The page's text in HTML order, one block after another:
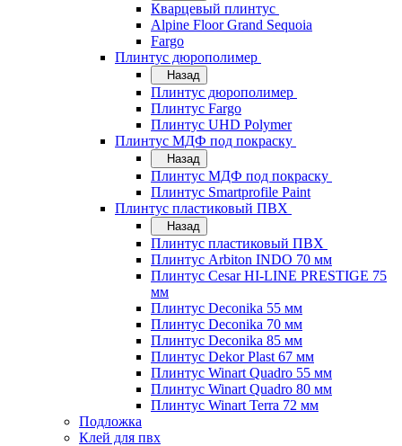
Кварцевый плинтус
Alpine Floor Grand Sequoia
Fargo
Плинтус дюрополимер
Назад
Плинтус дюрополимер
Плинтус Fargo
Плинтус UHD Polymer
Плинтус МДФ под покраску
Назад
Плинтус МДФ под покраску
Плинтус Smartprofile Paint
Плинтус пластиковый ПВХ
Назад
Плинтус пластиковый ПВХ
Плинтус Arbiton INDO 70 мм
Плинтус Cesar HI-LINE PRESTIGE 75
мм
Плинтус Deconika 55 мм
Плинтус Deconika 70 мм
Плинтус Deconika 85 мм
Плинтус Dekor Plast 67 мм
Плинтус Winart Quadro 55 мм
Плинтус Winart Quadro 80 мм
Плинтус Winart Terra 72 мм
Подложка
Клей для пвх